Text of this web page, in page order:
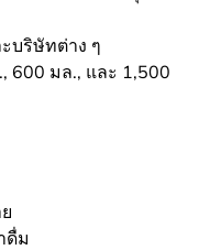
บริษัทต่าง ๆ
600 มล., และ 1,500
ดื่ม